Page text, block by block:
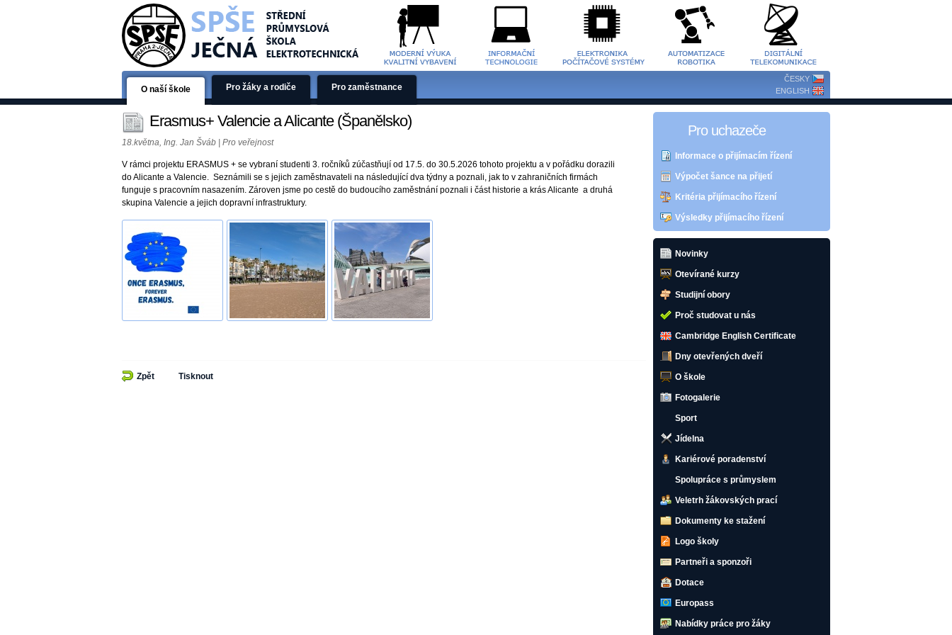
ČESKY
ENGLISH
O naší škole Pro žáky a rodiče Pro zaměstnance
Pro uchazeče
Informace o přijímacím řízení
Výpočet šance na přijetí
Kritéria přijímacího řízení
Výsledky přijímacího řízení
Novinky
Otevírané kurzy
Studijní obory
Proč studovat u nás
Cambridge English Certificate
Dny otevřených dveří
O škole
Fotogalerie
Sport
Jídelna
Kariérové poradenství
Spolupráce s průmyslem
Veletrh žákovských prací
Dokumenty ke stažení
Logo školy
Partneři a sponzoři
Dotace
Europass
Nabídky práce pro žáky
Erasmus+ Valencie a Alicante (Španělsko)
18.května, Ing. Jan Šváb | Pro veřejnost
V rámci projektu ERASMUS + se vybraní studenti 3. ročníků zúčastňují od 17.5. do 30.5.2026 tohoto projektu a v pořádku dorazili
do Alicante a Valencie. Seznámili se s jejich zaměstnavateli na následující dva týdny a poznali, jak to v zahraničních firmách
funguje s pracovním nasazením. Zároven jsme po cestě do budoucího zaměstnání poznali i část historie a krás Alicante a druhá
skupina Valencie a jejich dopravní infrastruktury.
Zpět Tisknout